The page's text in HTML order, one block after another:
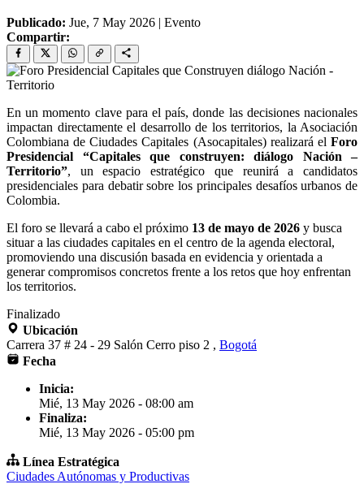
Publicado: Jue, 7 May 2026 | Evento
Compartir:
En un momento clave para el país, donde las decisiones nacionales
impactan directamente el desarrollo de los territorios, la Asociación
Colombiana de Ciudades Capitales (Asocapitales) realizará el Foro
Presidencial “Capitales que construyen: diálogo Nación –
Territorio”, un espacio estratégico que reunirá a candidatos
presidenciales para debatir sobre los principales desafíos urbanos de
Colombia.
El foro se llevará a cabo el próximo 13 de mayo de 2026 y busca
situar a las ciudades capitales en el centro de la agenda electoral,
promoviendo una discusión basada en evidencia y orientada a
generar compromisos concretos frente a los retos que hoy enfrentan
los territorios.
Finalizado
Ubicación
Carrera 37 # 24 - 29 Salón Cerro piso 2 , Bogotá
Fecha
Inicia:
Mié, 13 May 2026 - 08:00 am
Finaliza:
Mié, 13 May 2026 - 05:00 pm
Línea Estratégica
Ciudades Autónomas y Productivas